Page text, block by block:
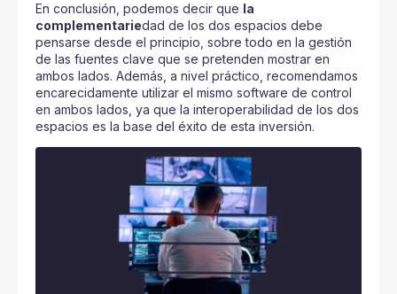
En conclusión, podemos decir que la
complementariedad de los dos espacios debe
pensarse desde el principio, sobre todo en la gestión
de las fuentes clave que se pretenden mostrar en
ambos lados. Además, a nivel práctico, recomendamos
encarecidamente utilizar el mismo software de control
en ambos lados, ya que la interoperabilidad de los dos
espacios es la base del éxito de esta inversión.